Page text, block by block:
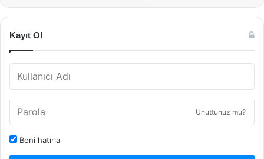
Kayıt Ol
Unuttunuz mu?
Beni hatırla